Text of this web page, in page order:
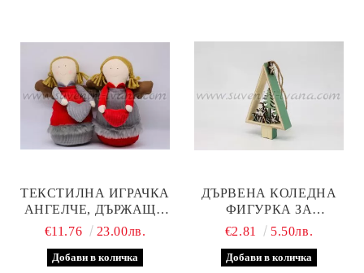
ТЕКСТИЛНА ИГРАЧКА
АНГЕЛЧЕ, ДЪРЖАЩО
СЪРЦЕ
€11.76 23.00лв.
ДЪРВЕНА КОЛЕДНА
ФИГУРКА ЗА
ДЕКОРАЦИЯ
€2.81 5.50лв.